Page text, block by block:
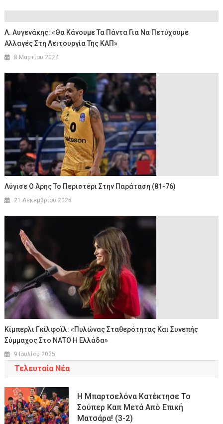
Λ. Αυγενάκης: «Θα Κάνουμε Τα Πάντα Για Να Πετύχουμε
Αλλαγές Στη Λειτουργία Της ΚΑΠ»
8 Μαρτίου 2024
Λύγισε Ο Άρης Το Περιστέρι Στην Παράταση (81-76)
21 Δεκεμβρίου 2025
Κίμπερλι Γκίλφοϊλ: «Πυλώνας Σταθερότητας Και Συνεπής
Σύμμαχος Στο ΝΑΤΟ Η Ελλάδα»
9 Ιουλίου 2025
Τελευταία Νέα
Η Μπαρτσελόνα Κατέκτησε Το
Σούπερ Καπ Μετά Από Επική
Ματσάρα! (3-2)